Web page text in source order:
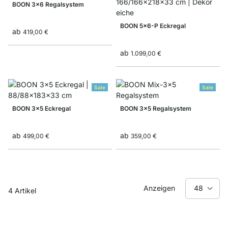
BOON 3x6 Regalsystem
ab 419,00 €
BOON 5x6-P Eckregal
ab 1.099,00 €
Sale
BOON 3x5 Eckregal
ab 499,00 €
Sale
BOON 3x5 Regalsystem
ab 359,00 €
4 Artikel Anzeigen